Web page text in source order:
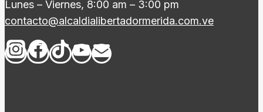
Lunes – Viernes, 8:00 am – 3:00 pm
contacto@alcaldialibertadormerida.com.ve